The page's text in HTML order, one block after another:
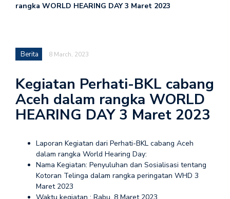
rangka WORLD HEARING DAY 3 Maret 2023
Berita 8 March, 2023
Kegiatan Perhati-BKL cabang
Aceh dalam rangka WORLD
HEARING DAY 3 Maret 2023
Laporan Kegiatan dari Perhati-BKL cabang Aceh
dalam rangka World Hearing Day:
Nama Kegiatan: Penyuluhan dan Sosialisasi tentang
Kotoran Telinga dalam rangka peringatan WHD 3
Maret 2023
Waktu kegiatan ; Rabu, 8 Maret 2023